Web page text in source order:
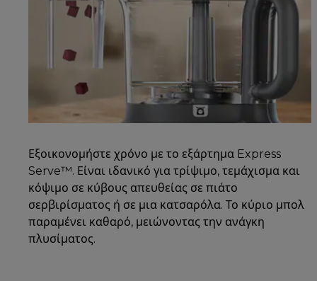
Εξοικονομήστε χρόνο με το εξάρτημα Express
Serve™. Είναι ιδανικό για τρίψιμο, τεμάχισμα και
κόψιμο σε κύβους απευθείας σε πιάτο
σερβιρίσματος ή σε μια κατσαρόλα. Το κύριο μπολ
παραμένει καθαρό, μειώνοντας την ανάγκη
πλυσίματος.